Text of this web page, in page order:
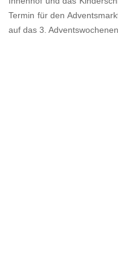
Termin für den
auf das 3.